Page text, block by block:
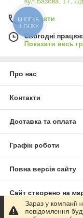
Контакти
Сьогодні
Показати весь
Про нас
Контакти
Доставка та оплата
Графік роботи
Повна версія сайту
Сайт створено на
Зараз у компанії
повідомлення
КНОПКА
ЗВ'ЯЗКУ